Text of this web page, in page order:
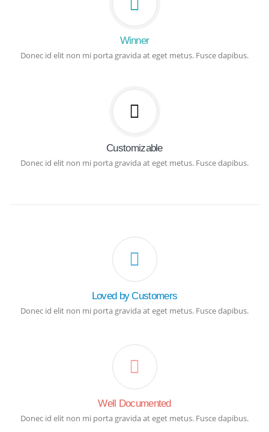
Winner
Donec id elit non mi porta gravida at eget metus. Fusce dapibus.
Customizable
Donec id elit non mi porta gravida at eget metus. Fusce dapibus.
Loved by Customers
Donec id elit non mi porta gravida at eget metus. Fusce dapibus.
Well Documented
Donec id elit non mi porta gravida at eget metus. Fusce dapibus.